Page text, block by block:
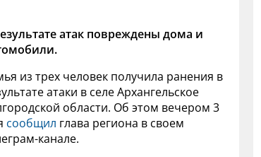
атак повреждены дома и
из трех человек получила ранения в
атаки в селе Архангельское
области. Об этом вечером 3
сообщил глава региона в своем
канале.